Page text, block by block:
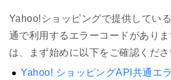
Yahoo!ショッピングで提供してい
通で利用するエラーコードがあり
は、まず始めに以下をご確認くださ
Yahoo! ショッピングAPI共通エ